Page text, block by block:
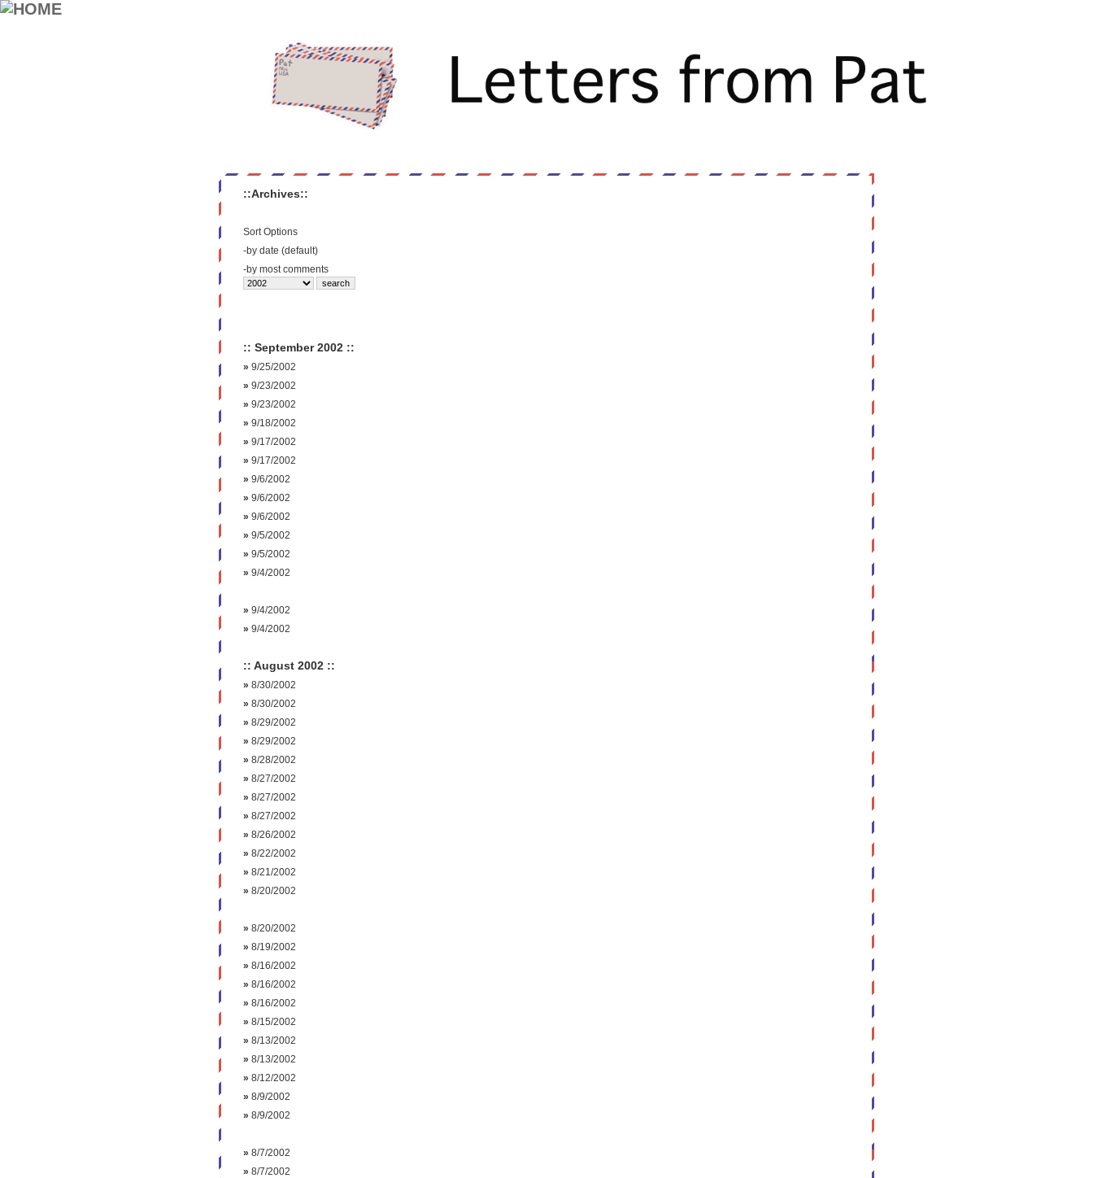
::Archives::
Sort Options
-by date (default)
-by most comments
:: September 2002 ::
» 9/25/2002
» 9/23/2002
» 9/23/2002
» 9/18/2002
» 9/17/2002
» 9/17/2002
» 9/6/2002
» 9/6/2002
» 9/6/2002
» 9/5/2002
» 9/5/2002
» 9/4/2002
» 9/4/2002
» 9/4/2002
:: August 2002 ::
» 8/30/2002
» 8/30/2002
» 8/29/2002
» 8/29/2002
» 8/28/2002
» 8/27/2002
» 8/27/2002
» 8/27/2002
» 8/26/2002
» 8/22/2002
» 8/21/2002
» 8/20/2002
» 8/20/2002
» 8/19/2002
» 8/16/2002
» 8/16/2002
» 8/16/2002
» 8/15/2002
» 8/13/2002
» 8/13/2002
» 8/12/2002
» 8/9/2002
» 8/9/2002
» 8/7/2002
» 8/7/2002